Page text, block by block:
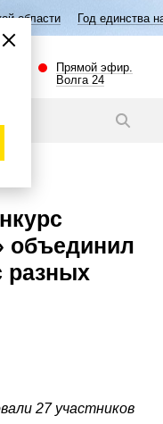
Год единства народов
Прямой эфир.
Волга 24
объединил
разных
27 участников